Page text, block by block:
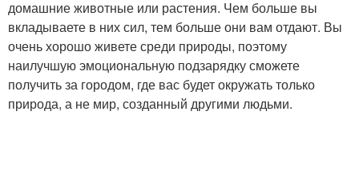
домашние животные или растения. Чем больше вы
вкладываете в них сил, тем больше они вам отдают. Вы
очень хорошо живете среди природы, поэтому
наилучшую эмоциональную подзарядку сможете
получить за городом, где вас будет окружать только
природа, а не мир, созданный другими людьми.